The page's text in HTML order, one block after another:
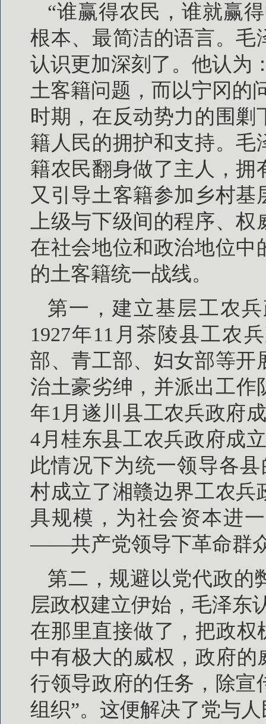
“谁赢得农民，谁就赢
根本、最简洁的语言。毛
认识更加深刻了。他认为
土客籍问题，而以宁冈的
时期，在反动势力的围
籍人民的拥护和支持。
籍农民翻身做了主人，
又引导土客籍参加乡村
上级与下级间的程序、
在社会地位和政治地位中
的土客籍统一战线。
第一，建立基层工农
1927年11月茶陵县工农
部、青工部、妇女部等开
治土豪劣绅，并派出工作
年1月遂川县工农兵政府
4月桂东县工农兵政府成
此情况下为统一领导各
村成立了湘赣边界工农兵
具规模，为社会资本进
——共产党领导下革命群
第二，规避以党代政的
层政权建立伊始，毛泽东
在那里直接做了，把政权
中有极大的威权，政府的
行领导政府的任务，除宣
组织”。这便解决了党与